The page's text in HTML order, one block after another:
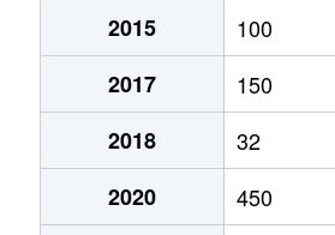
2015
100
2017
150
2018
32
2020
450